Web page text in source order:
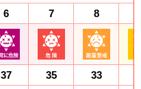
6
37
7
35
8
33